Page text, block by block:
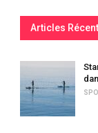
Articles